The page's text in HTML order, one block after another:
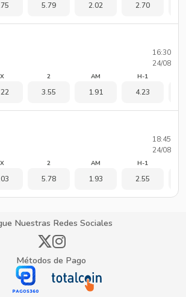
5.79 2.02 2.70
16:30
24/08
X 2
3.55
AM
1.91
H-1
4.23
18:45
24/08
X 2
5.78
AM
1.93
H-1
2.55
Nuestras Redes Sociales
Métodos de Pago